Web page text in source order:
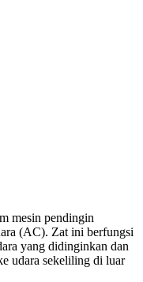
mesin pendingin
(AC). Zat ini berfungsi
yang didinginkan dan
udara sekeliling di luar